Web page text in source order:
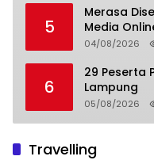
5
Merasa
Media
04/08/2026
6
29 Peserta PJJ
Lampung
05/08/2026
Travelling